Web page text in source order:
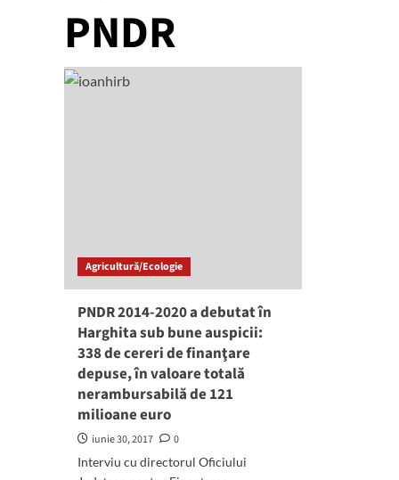
PNDR
Agricultură/Ecologie
PNDR 2014-2020 a debutat în
Harghita sub bune auspicii:
338 de cereri de finanţare
depuse, în valoare totală
nerambursabilă de 121
milioane euro
iunie 30, 2017
0
Interviu cu directorul Oficiului